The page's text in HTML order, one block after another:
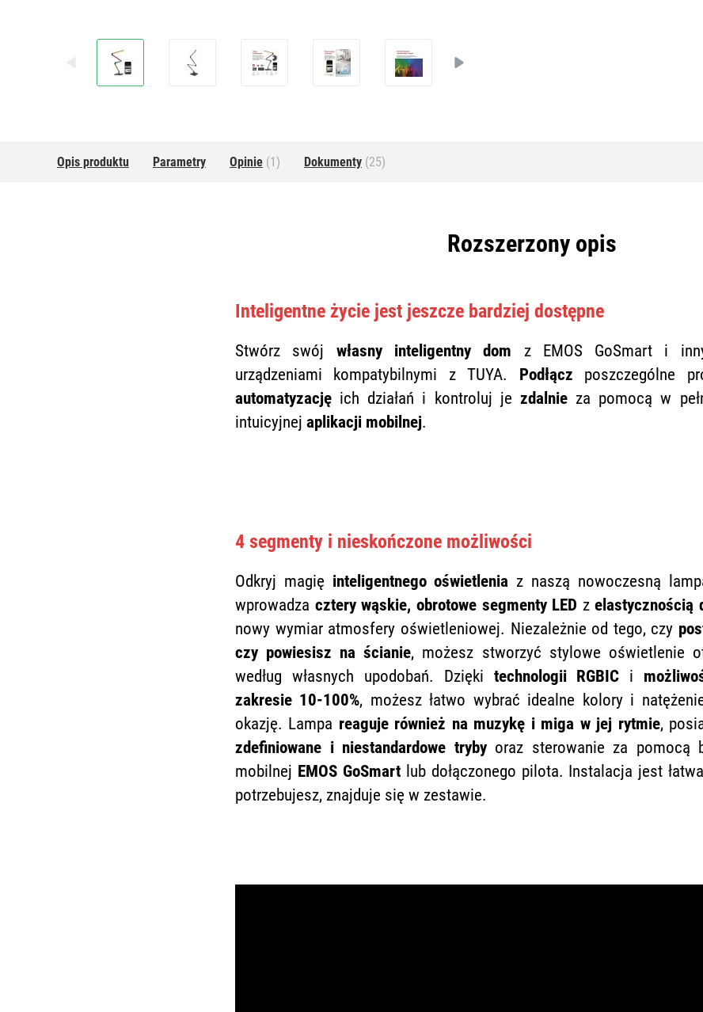
Opis produktu Parametry Opinie (1) Dokumenty (25)
Rozszerzony opis
Inteligentne życie jest jeszcze bardziej dostępne
Stwórz swój własny inteligentny dom z EMOS GoSmart i
urządzeniami kompatybilnymi z TUYA. Podłącz poszczególne
automatyzację ich działań i kontroluj je zdalnie za pomocą w
intuicyjnej aplikacji mobilnej.
4 segmenty i nieskończone możliwości
Odkryj magię inteligentnego oświetlenia z naszą nowoczesną
wprowadza cztery wąskie, obrotowe segmenty LED zelastycznością
nowy wymiar atmosfery oświetleniowej. Niezależnie od tego, czy
czy powiesisz na ścianie, możesz stworzyć stylowe oświetlenie
według własnych upodobań. Dzięki technologii RGBIC i
zakresie 10-100%, możesz łatwo wybrać idealne kolory i
okazję. Lampa reaguje również na muzykę i miga w jej rytmie,
zdefiniowane i niestandardowe tryby oraz sterowanie za pomocą
mobilnej EMOS GoSmart lub dołączonego pilota. Instalacja jest
potrzebujesz, znajduje się w zestawie.